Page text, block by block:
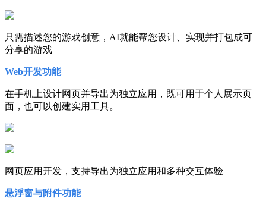
只需描述您的游戏创意，AI就能帮您设计、实现并打包成可
分享的游戏
Web开发功能
在手机上设计网页并导出为独立应用，既可用于个人展示页
面，也可以创建实用工具。
网页应用开发，支持导出为独立应用和多种交互体验
悬浮窗与附件功能